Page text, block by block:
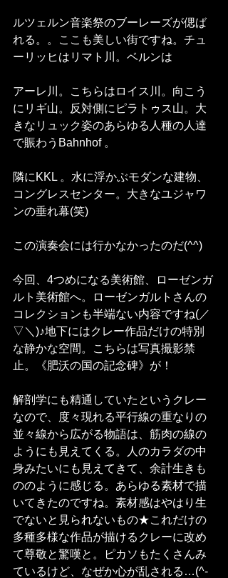
ルツェルン音楽祭のブーレーズが偲ば
れる。。ここも美しい街ですね。チュ
ーリッヒはリマト川。ベルンは
アーレ川。こちらはロイス川。向こう
にリギ山。反対側にピラトゥス山。大
きなリュック姿のあらゆる人種の人達
で賑わうBahnhof 。
隣にKKL 。水に浮かぶモダンな建物、
コングレスセンター。大きなユジャワ
ンの垂れ幕(笑)
この演奏会には行かなかったのだ(^^)
今回、4つめになる美術館、ローゼンガ
ルト美術館へ。ローゼンガルトさんの
コレクションも半端ない内容ですね(／
▽＼)♪地下にはクレー作品だけの特別
な静かな空間。こちらは写真撮影禁
止。《肥沃の国の記念碑》が！
解剖学にも精通していたというクレー
なので、度々現れる平行線の重なりの
並々線から広がる物語は、筋肉の線の
ようにも見えてくる。人のカラダの中
身みたいにも見えてきて、余計生きも
ののように感じる。あらゆる素材で描
いてきたのですね。素材感はやはり生
でないと見られないもの★これだけの
多種多様な作品が描けるクレーに改め
て尊敬と驚嘆と。ピカソもたくさんみ
ているけど、なぜか心が乱される…(^-